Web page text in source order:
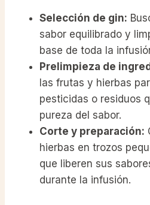
Selección de gin:
sabor equilibrado y
base de toda la
Prelimpieza de
las frutas y hierbas
pesticidas o residuos
pureza del sabor.
Corte y preparación:
hierbas en trozos
que liberen sus
durante la infusión.